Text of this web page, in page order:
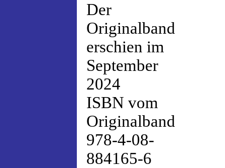
Der
Originalband
erschien im
September
2024
ISBN vom
Originalband
978-4-08-
884165-6